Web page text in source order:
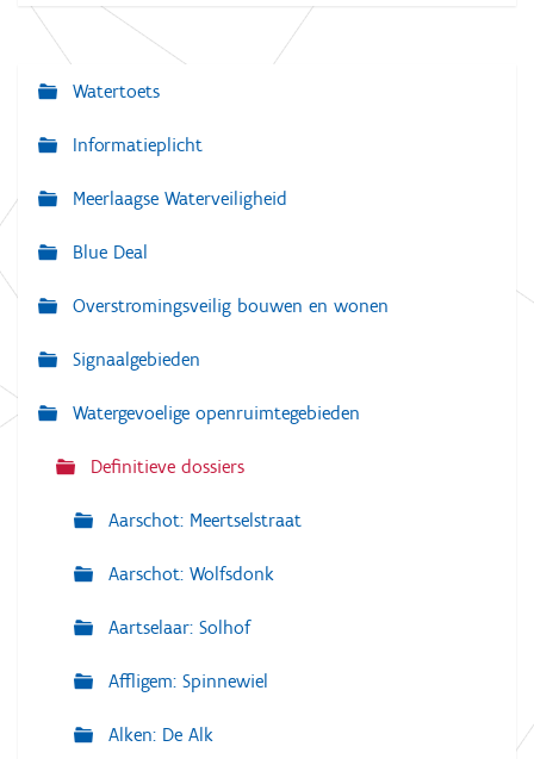
N
a
i
g
t
Watertoets
Informatieplicht
Meerlaagse Waterveiligheid
Blue Deal
Overstromingsveilig bouwen en wonen
Signaalgebieden
Watergevoelige openruimtegebieden
Definitieve dossiers
Aarschot: Meertselstraat
Aarschot: Wolfsdonk
Aartselaar: Solhof
Affligem: Spinnewiel
Alken: De Alk